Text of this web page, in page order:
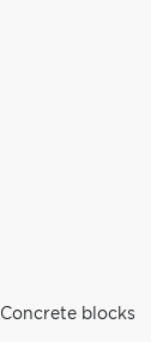
Concrete blocks